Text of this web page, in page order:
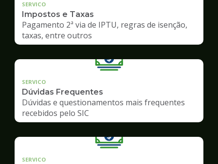
SERVICO
Impostos e Taxas
Pagamento 2ª via de IPTU, regras de isenção,
taxas, entre outros
SERVICO
Dúvidas Frequentes
Dúvidas e questionamentos mais frequentes
recebidos pelo SIC
SERVICO